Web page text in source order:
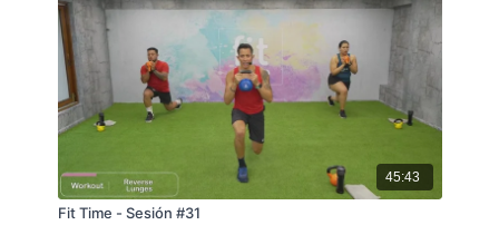
45:43
Fit Time - Sesión #31